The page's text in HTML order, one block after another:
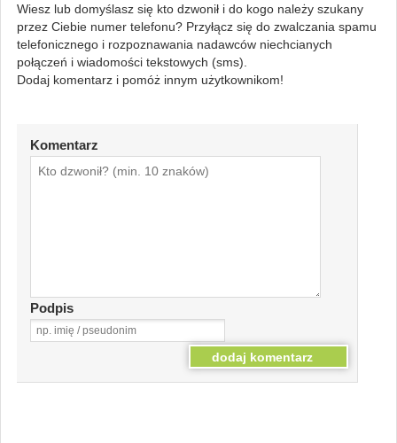
Wiesz lub domyślasz się kto dzwonił i do kogo należy szukany
przez Ciebie numer telefonu? Przyłącz się do zwalczania spamu
telefonicznego i rozpoznawania nadawców niechcianych
połączeń i wiadomości tekstowych (sms).
Dodaj komentarz i pomóż innym użytkownikom!
Komentarz
Podpis